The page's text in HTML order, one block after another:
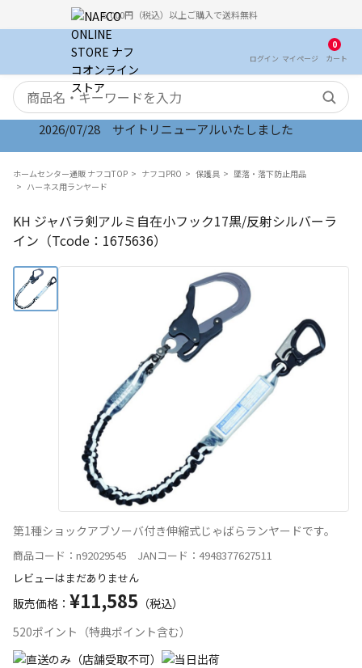
5,000円（税込）以上ご購入で送料無料
ログイン マイ ページ
0
カート
検索キーワード
2026/07/28 サイトリニューアルいたしました
ホームセンター通販 ナフコTOP ナフコPRO 保護具
墜落・落下防止用品
ハーネス用ランヤード
KH ジャバラ剣アルミ自在小フック17黒/反射シルバーラ
イン（Tcode：1675636）
第1種ショックアブソーバ付き伸縮式じゃばらランヤードです。
商品コード：n92029545 JANコード：4948377627511
レビューはまだありません
販売価格： ¥11,585 （税込）
520ポイント（特典ポイント含む）